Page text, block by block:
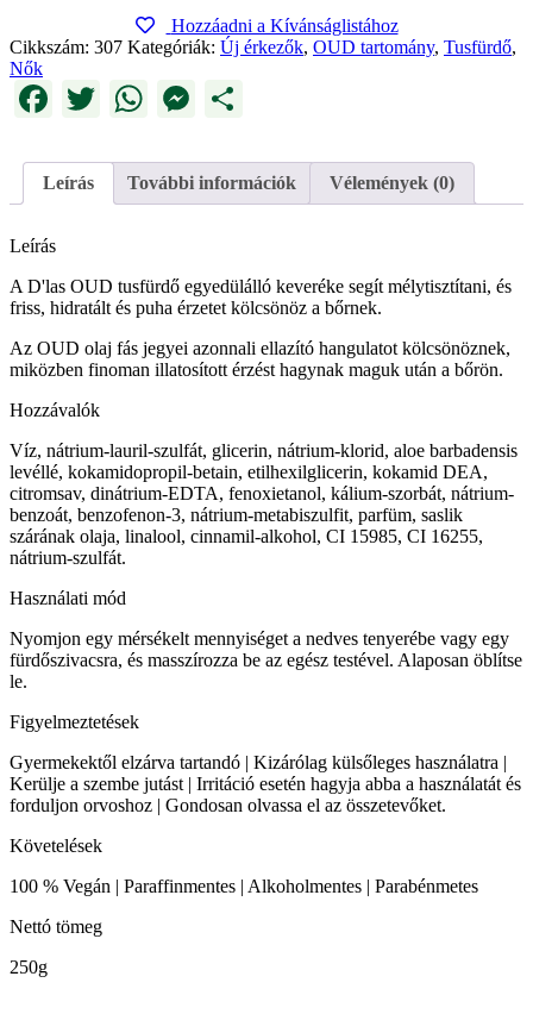
Hozzáadni a Kívánságlistához
Cikkszám: 307 Kategóriák: Új érkezők, OUD tartomány, Tusfürdő,
Nők
Facebook
TwitterWhatsApp
Messenger
Leírás További információk Vélemények (0)
Leírás
A D'las OUD tusfürdő egyedülálló keveréke segít mélytisztítani, és
friss, hidratált és puha érzetet kölcsönöz a bőrnek.
Az OUD olaj fás jegyei azonnali ellazító hangulatot kölcsönöznek,
miközben finoman illatosított érzést hagynak maguk után a bőrön.
Hozzávalók
Víz, nátrium-lauril-szulfát, glicerin, nátrium-klorid, aloe barbadensis
levéllé, kokamidopropil-betain, etilhexilglicerin, kokamid DEA,
citromsav, dinátrium-EDTA, fenoxietanol, kálium-szorbát, nátrium-
benzoát, benzofenon-3, nátrium-metabiszulfit, parfüm, saslik
szárának olaja, linalool, cinnamil-alkohol, CI 15985, CI 16255,
nátrium-szulfát.
Használati mód
Nyomjon egy mérsékelt mennyiséget a nedves tenyerébe vagy egy
fürdőszivacsra, és masszírozza be az egész testével. Alaposan öblítse
le.
Figyelmeztetések
Gyermekektől elzárva tartandó | Kizárólag külsőleges használatra |
Kerülje a szembe jutást | Irritáció esetén hagyja abba a használatát és
forduljon orvoshoz | Gondosan olvassa el az összetevőket.
Követelések
100 % Vegán | Paraffinmentes | Alkoholmentes | Parabénmetes
Nettó tömeg
250g